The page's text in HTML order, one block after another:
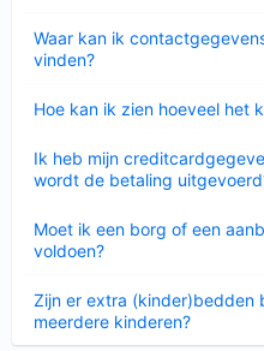
Waar kan ik
vinden?
Hoe kan ik zien hoeveel het
Ik heb mijn
wordt de betaling
Moet ik een borg of een
voldoen?
Zijn er extra (kinder)bedden
meerdere kinderen?